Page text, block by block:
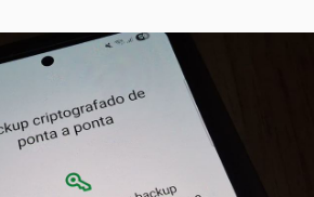
aceito e concordo com os Termos de Uso e